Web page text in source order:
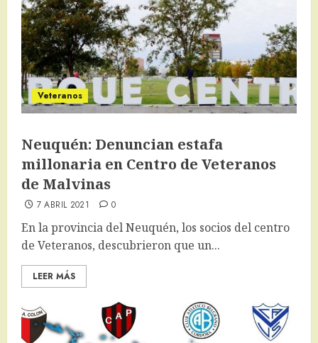
Veteranos
Neuquén: Denuncian estafa
millonaria en Centro de Veteranos
de Malvinas
7 ABRIL 2021 0
En la provincia del Neuquén, los socios del centro
de Veteranos, descubrieron que un...
LEER MÁS